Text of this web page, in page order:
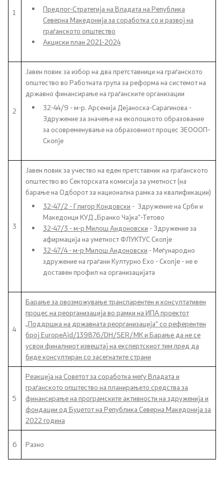
Совет
За советот
Документи
Записници и дневни редови од седниците на
Советот
Номинации
Регистар
Основање на здружение
Предлози по години
Дијалог меѓу Владата и граѓанскиот сектор
Отворени денови за иницијативи на граѓанските
организации
Финансиска поддршка
Прегледи
Одлуки
1
Предлог-Стратегија на Владата на Република
Северна Македонија за соработка со и развој на
граѓанското општество
Акциски план 2021-2024
2
Јавен повик за избор на два претставници на граѓанското
општество во Работната група за реформа на системот на
државно финансирање на граѓанските организации
32-44/9 - м-р. Арсенија Дејаноска-Сарагинова -
Здружение за значење на еколошкото образование
за осовременување на образовниот процес ЗЕОООП-
Скопје
3
Јавен повик за учество на еден претставник на граѓанското
општество во Секторската комисија за уметност (на
барање на Одборот за национална рамка за квалификации)
32-47/2 - Глигор Кондовски - Здружение на Срби и
Македонци КУД „Бранко Чајка“-Тетово
32-47/3 - м-р Милош Андоновски - Здружение за
афирмација на уметност ФЛУКТУС Скопје
32-47/4 - м-р Милош Андоновски - Меѓународно
здружение на граѓани Културно Ехо - Скопје - не е
доставен профил на организацијата
4
Барање за овозможување транспарентен и консултативен
процес на реорганизација во рамки на ИПА проектот
„Поддршка на државната реорганизација“ со референтен
број EuropeAid/139876/DH/SER/MK и Барање да не се
усвои финалниот извештај на експертскиот тим пред да
биде консултиран со засегнатите страни
5
Реакција на Советот за соработка меѓу Владата и
граѓанското општество на планирањето средства за
финансирање на програмските активности на здруженија и
фондации од Буџетот на Република Северна Македонија за
2022 година
6 Разно